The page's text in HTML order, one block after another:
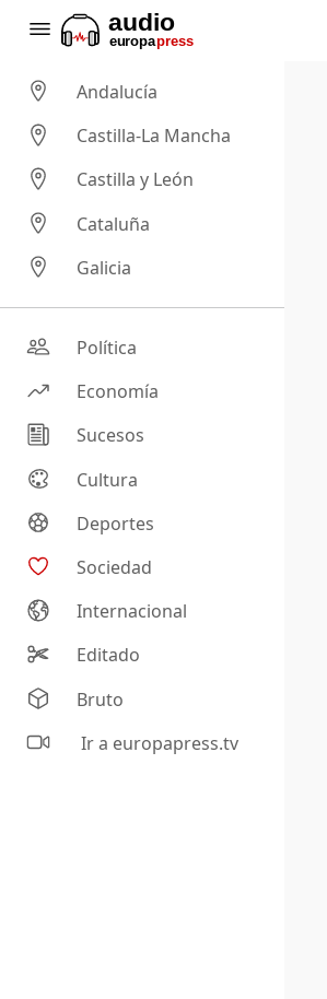
Andalucía
Castilla-La Mancha
Castilla y León
Cataluña
Galicia
Política
Economía
Sucesos
Cultura
Deportes
Sociedad
Internacional
Editado
Bruto
Ir a europapress.tv